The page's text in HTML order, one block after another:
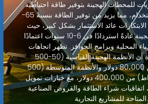
للمحطات الهجينة بتوفير طاقة احتياطية
وتحسين وقت الاستخدام، مما يزيد من توفير الطاقة بنسبة 65-
عائد الاستثمار بشكل كبير، حيث
تحقق المشاريع الهجينة عادةً استردادًا في 6-10 سنوات اعتمادًا
المحلية وبرامج الحوافز. تظهر اتجاهات
التسعير الأخيرة أن الأنظمة الهجينة القياسية (50-500
كيلوواط) تبدأ من 80،000 دولار والأنظمة المتوسطة (500
كيلوواط-2 ميجاواط) من 400،000 دولار، مع خيارات تمويل
شراء الطاقة والقروض الصناعية
المتاحة للمشاريع التجارية.